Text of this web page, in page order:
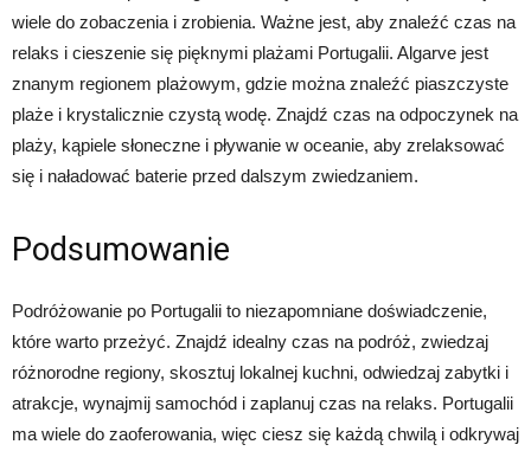
wiele do zobaczenia i zrobienia. Ważne jest, aby znaleźć czas na
relaks i cieszenie się pięknymi plażami Portugalii. Algarve jest
znanym regionem plażowym, gdzie można znaleźć piaszczyste
plaże i krystalicznie czystą wodę. Znajdź czas na odpoczynek na
plaży, kąpiele słoneczne i pływanie w oceanie, aby zrelaksować
się i naładować baterie przed dalszym zwiedzaniem.
Podsumowanie
Podróżowanie po Portugalii to niezapomniane doświadczenie,
które warto przeżyć. Znajdź idealny czas na podróż, zwiedzaj
różnorodne regiony, skosztuj lokalnej kuchni, odwiedzaj zabytki i
atrakcje, wynajmij samochód i zaplanuj czas na relaks. Portugalii
ma wiele do zaoferowania, więc ciesz się każdą chwilą i odkrywaj